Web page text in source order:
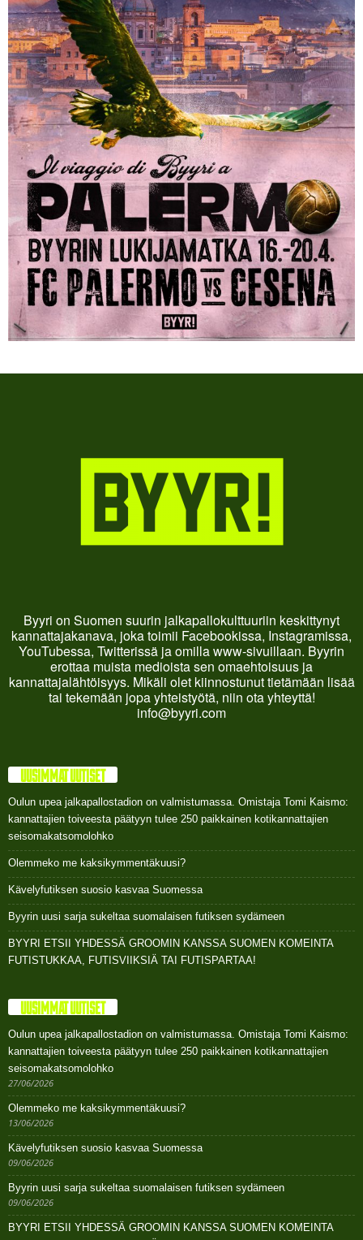
Byyri on Suomen suurin jalkapallokulttuuriin keskittynyt
kannattajakanava, joka toimii Facebookissa, Instagramissa,
YouTubessa, Twitterissä ja omilla www-sivuillaan. Byyrin
erottaa muista medioista sen omaehtoisuus ja
kannattajalähtöisyys. Mikäli olet kiinnostunut tietämään lisää
tai tekemään jopa yhteistyötä, niin ota yhteyttä!
info@byyri.com
UUSIMMAT UUTISET
Oulun upea jalkapallostadion on valmistumassa. Omistaja Tomi Kaismo:
kannattajien toiveesta päätyyn tulee 250 paikkainen kotikannattajien
seisomakatsomolohko
Olemmeko me kaksikymmentäkuusi?
Kävelyfutiksen suosio kasvaa Suomessa
Byyrin uusi sarja sukeltaa suomalaisen futiksen sydämeen
BYYRI ETSII YHDESSÄ GROOMIN KANSSA SUOMEN KOMEINTA
FUTISTUKKAA, FUTISVIIKSIÄ TAI FUTISPARTAA!
UUSIMMAT UUTISET
Oulun upea jalkapallostadion on valmistumassa. Omistaja Tomi Kaismo:
kannattajien toiveesta päätyyn tulee 250 paikkainen kotikannattajien
seisomakatsomolohko
27/06/2026
Olemmeko me kaksikymmentäkuusi?
13/06/2026
Kävelyfutiksen suosio kasvaa Suomessa
09/06/2026
Byyrin uusi sarja sukeltaa suomalaisen futiksen sydämeen
09/06/2026
BYYRI ETSII YHDESSÄ GROOMIN KANSSA SUOMEN KOMEINTA